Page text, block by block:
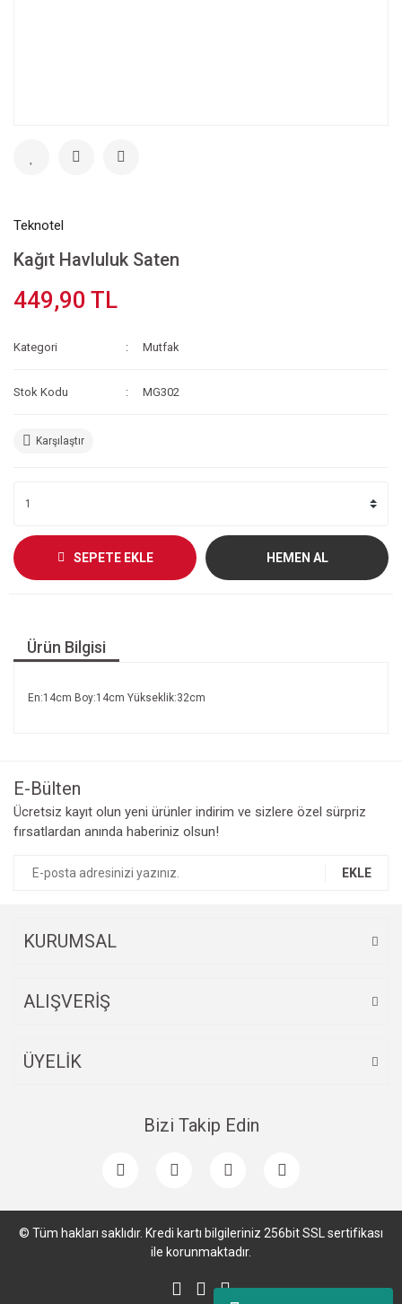
Teknotel
Kağıt Havluluk Saten
449,90 TL
Kategori Mutfak
Stok Kodu MG302
Karşılaştır
SEPETE EKLE HEMEN AL
Ürün Bilgisi
En:14cm Boy:14cm Yükseklik:32cm
E-Bülten
Ücretsiz kayıt olun yeni ürünler indirim ve sizlere özel sürpriz
fırsatlardan anında haberiniz olsun!
EKLE
KURUMSAL
ALIŞVERİŞ
ÜYELİK
Bizi Takip Edin
© Tüm hakları saklıdır. Kredi kartı bilgileriniz 256bit SSL sertifikası
ile korunmaktadır.